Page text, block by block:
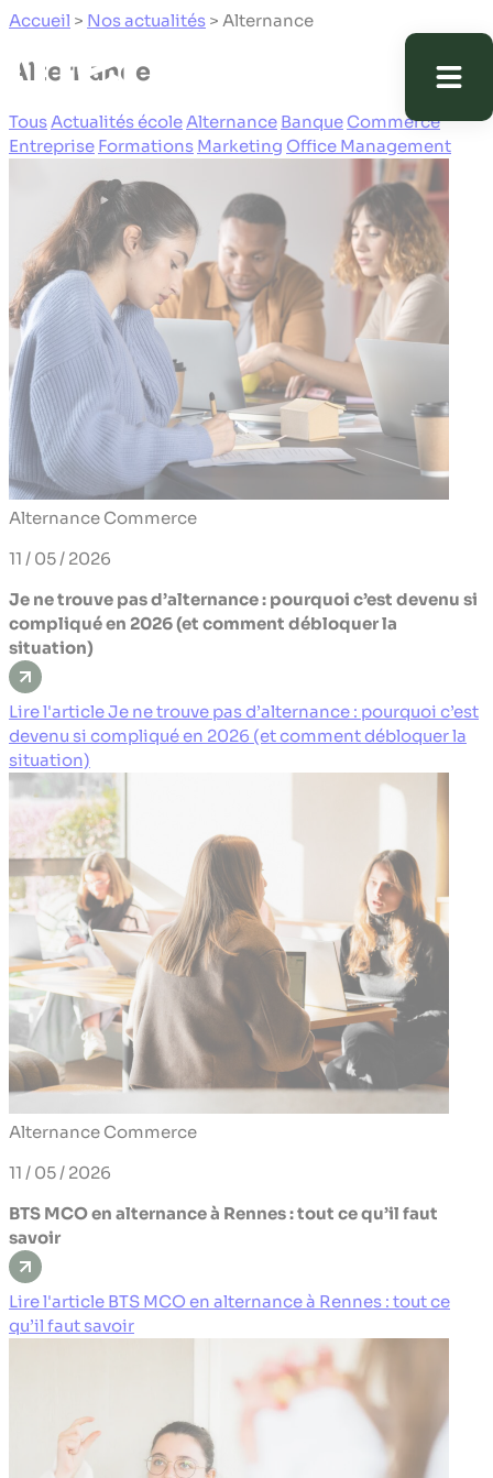
Panneau de gestion des cookies
Accueil > Nos actualités > Alternance
Alternance
TousActualités écoleAlternance Banque Commerce
Entreprise Formations Marketing Office Management
Alternance Commerce
11 / 05 / 2026
Je ne trouve pas d’alternance : pourquoi c’est devenu si
compliqué en 2026 (et comment débloquer la
situation)
Lire l'article Je ne trouve pas d’alternance : pourquoi c’est
devenu si compliqué en 2026 (et comment débloquer la
situation)
Alternance Commerce
11 / 05 / 2026
BTS MCO en alternance à Rennes : tout ce qu’il faut
savoir
Lire l'article BTS MCO en alternance à Rennes : tout ce
qu’il faut savoir